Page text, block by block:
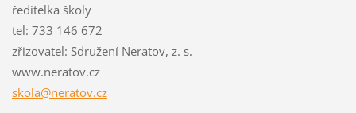
ředitelka školy
tel: 733 146 672
zřizovatel: Sdružení Neratov, z. s.
www.neratov.cz
skola@neratov.cz